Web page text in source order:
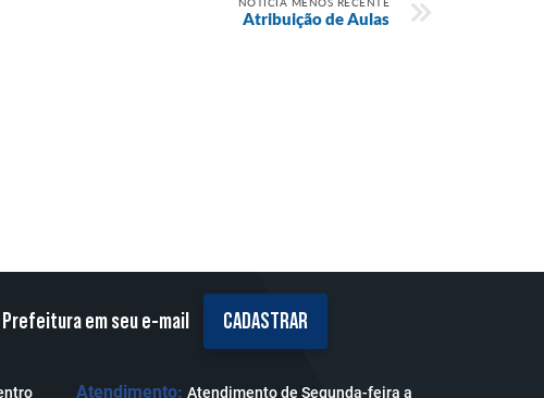
Atribuição de Aulas
em seu e-mail CADASTRAR
Atendimento: Atendimento de Segunda-feira a